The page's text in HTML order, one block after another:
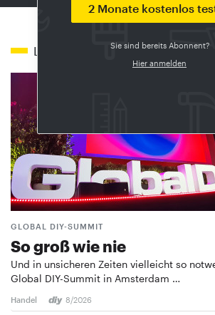
2 Monate kostenlos
Sie sind bereits Abonnent?
Hier anmelden
Lesen Sie auch
GLOBAL DIY-SUMMIT
So groß wie nie
Und in unsicheren Zeiten vielleicht so
Global DIY-Summit in Amsterdam …
Handel 8/2026